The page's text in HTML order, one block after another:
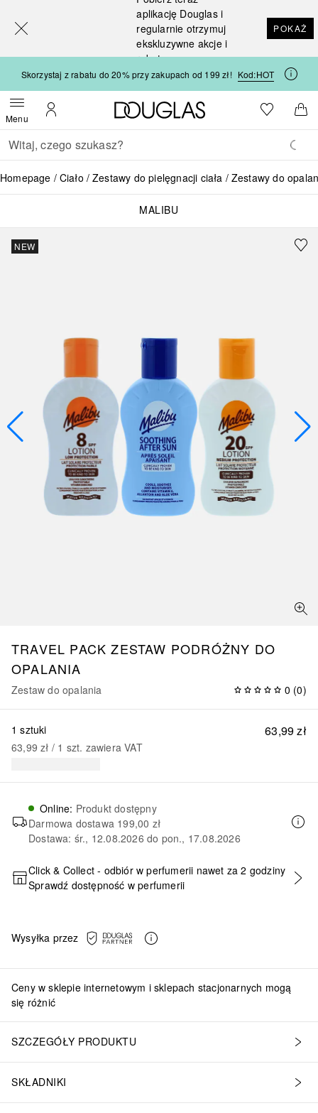
aplikację Douglas i
regularnie otrzymuj
ekskluzywne akcje i
rabaty
POKAŻ
Skorzystaj z rabatu do 20% przy zakupach od 199 zł! Kod:HOT
MenuOtwórz menuMoje konto
Strona główna Douglas
Do listyDo
Wracać
Wykonaj wyszukiwanie
Homepage Ciało Zestawy do pielęgnacji ciała Zestawy do
MALIBU
NEW
TRAVEL PACK ZESTAW PODRÓŻNY DO
OPALANIA
Zestaw do opalania 0 (0)
63,99 zł
1 sztuki
63,99 zł / 1 szt. zawiera VAT
Online: Produkt dostępny
Darmowa dostawa 199,00 zł
Dostawa: śr., 12.08.2026 do pon., 17.08.2026
DODAJ DO KOSZYKA
Click & Collect - odbiór w perfumerii nawet za 2 godziny
Sprawdź dostępność w perfumerii
Wysyłka przez
Ceny w sklepie internetowym i sklepach stacjonarnych mogą
się różnić
SZCZEGÓŁY PRODUKTU
SKŁADNIKI
[navigation.slideout.screenreader]